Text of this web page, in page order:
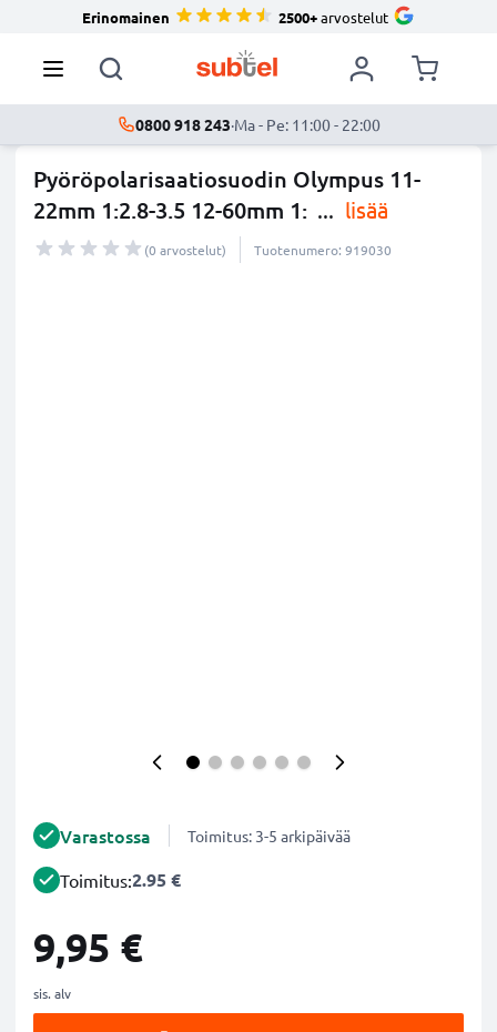
Erinomainen 2500+arvostelut
0800 918 243·Ma - Pe: 11:00 - 22:00
Pyöröpolarisaatiosuodin Olympus 11-
22mm 1:2.8-3.5 12-60mm 1: ... lisää
(0 arvostelut) Tuotenumero: 919030
Varastossa Toimitus: 3-5 arkipäivää
Toimitus:2.95 €
9,95 €
sis. alv